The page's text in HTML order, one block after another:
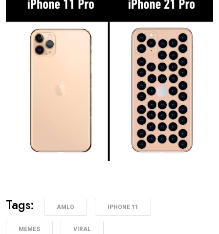
Tags: AMLO IPHONE 11
MEMES VIRAL